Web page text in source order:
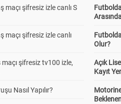
maçı şifresiz izle canlı S
maçı şifresiz izle canlı
şifresiz tv100 izle,
Nasıl Yapılır?
Olur?
Açık
Kayıt